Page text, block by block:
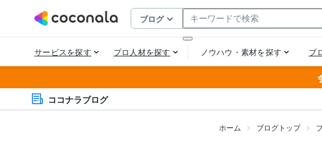
ココナラブログ
ホーム ブログトップ